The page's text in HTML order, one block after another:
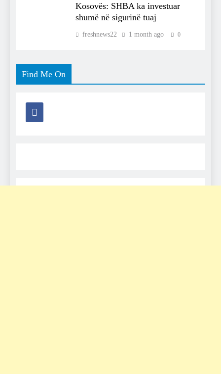
Kosovës: SHBA ka investuar
shumë në sigurinë tuaj
freshnews22 1 month ago 0
Find Me On